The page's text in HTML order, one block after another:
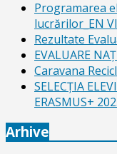
Programarea
lucrărilor_EN
Rezultate
EVALUARE
Caravana
SELECŢIA
ERASMUS+
Arhive